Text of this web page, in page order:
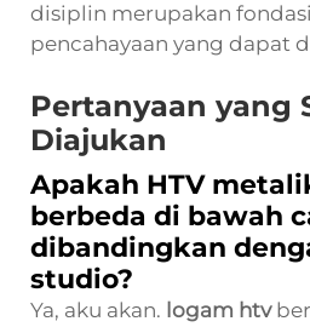
disiplin merupakan
pencahayaan yang dapat
Pertanyaan yang
Diajukan
Apakah HTV
berbeda di bawah
dibandingkan
studio?
Ya, aku akan. logam htv